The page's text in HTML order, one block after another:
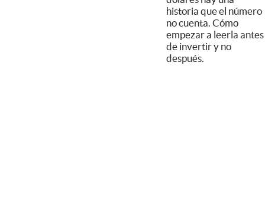
historia que el número
no cuenta. Cómo
empezar a leerla antes
de invertir y no
después.